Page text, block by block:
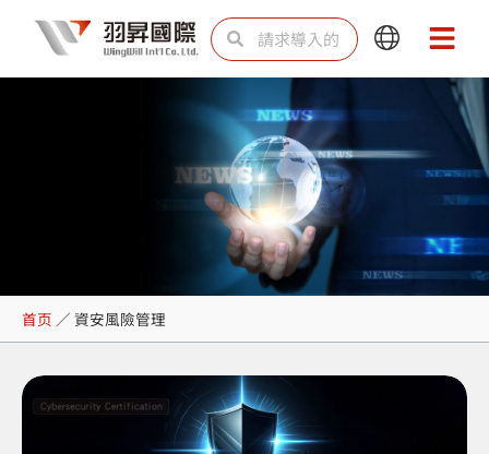
内
SearchSearch
Main
Menu
Main
Menu
資安風險管理
首页 ／ 資安風險管理